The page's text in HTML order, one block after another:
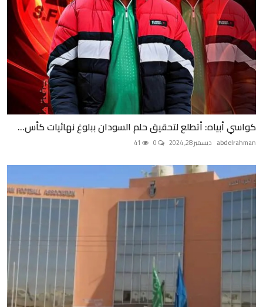
كواسي أبياه: أتطلع لتحقيق حلم السودان ببلوغ نهائيات كأس...
abdelrahman ديسمبر 28, 2024